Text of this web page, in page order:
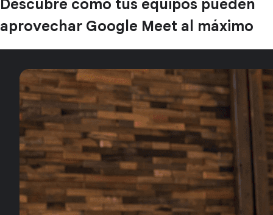
Descubre cómo tus equipos pueden
aprovechar Google Meet al máximo